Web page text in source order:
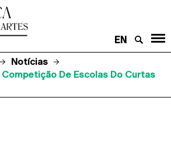
EN
Notícias
Competição De Escolas Do Curtas